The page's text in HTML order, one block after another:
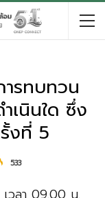
ารทบทวน
เนินใด ซึ่ง
งที่ 5
533